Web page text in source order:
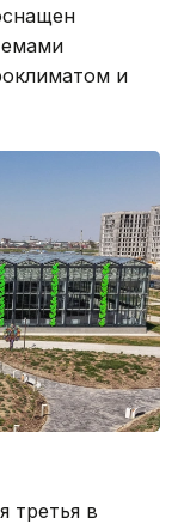
и
третья в